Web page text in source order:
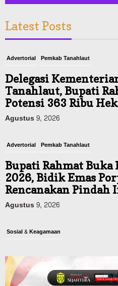
Latest Posts
Advertorial Pemkab Tanahlaut
Delegasi
Tanahlaut, Bupati
Potensi 363 Ribu
Agustus 9, 2026
Advertorial Pemkab Tanahlaut
Bupati Rahmat Buka
2026, Bidik Emas
Rencanakan Pindah
Agustus 9, 2026
Sosial & Keagamaan
Jamnas XII Cibubur,
Peserta